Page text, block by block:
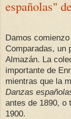
españolas"
Damos
Comparadas, un
Almazán. La
importante de
mientras que la
Danzas
antes de 1890, o
1900.